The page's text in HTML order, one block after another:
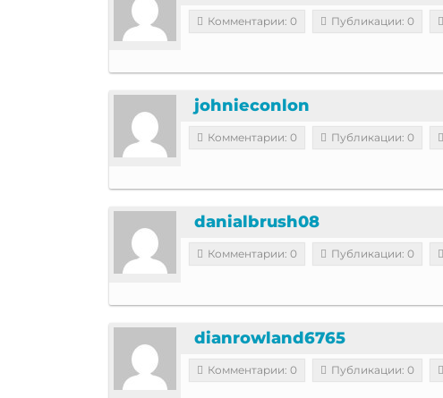
Комментарии: 0 Публикации: 0
johnieconlon
Комментарии: 0 Публикации: 0
danialbrush08
Комментарии: 0 Публикации: 0
dianrowland6765
Комментарии: 0 Публикации: 0